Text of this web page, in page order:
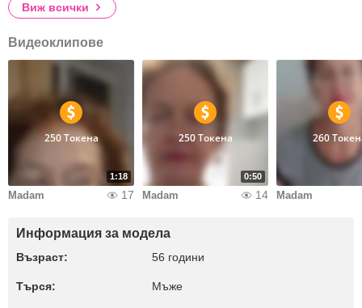
Виж всички
Видеоклипове
1:18
250 Токена
Madam 17
0:50
250 Токена
Madam 14
260
Madam
Информация за модела
Възраст: 56 години
Търся: Мъже